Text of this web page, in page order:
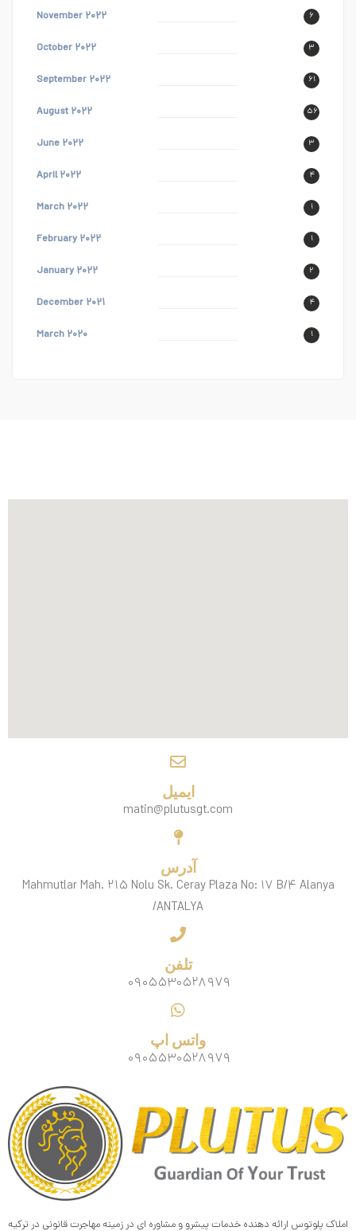
November ۲۰۲۲ ۶
October ۲۰۲۲ ۳
September ۲۰۲۲ ۶۱
August ۲۰۲۲ ۵۶
June ۲۰۲۲ ۳
April ۲۰۲۲ ۴
March ۲۰۲۲ ۱
February ۲۰۲۲ ۱
January ۲۰۲۲ ۲
December ۲۰۲۱ ۴
March ۲۰۲۰ ۱
ایمیل
matin@plutusgt.com
آدرس
Mahmutlar Mah. ۲۱۵ Nolu Sk. Ceray Plaza No: ۱۷ B/۴ Alanya
/ANTALYA
تلفن
۰۹۰۵۵۳۰۵۲۸۹۷۹
واتس اپ
۰۹۰۵۵۳۰۵۲۸۹۷۹
املاک پلوتوس ارائه دهنده خدمات پیشرو و مشاوره ای در زمینه مهاجرت قانونی در ترکیه